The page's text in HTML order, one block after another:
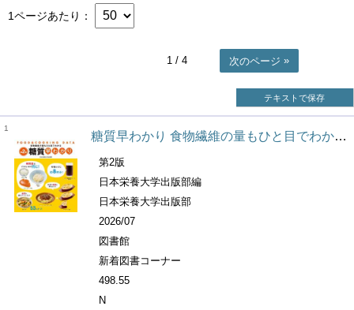
1ページあたり
1 / 4 次のページ
テキストで保存
1
糖質早わかり 食物繊維の量もひと目でわかる Food & cooking data
第2版
日本栄養大学出版部編
日本栄養大学出版部
2026/07
図書館
新着図書コーナー
498.55
N